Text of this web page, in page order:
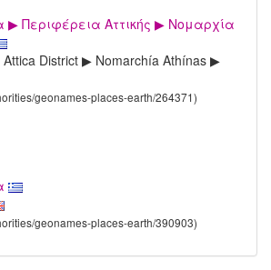
Περιφέρεια Αττικής ▶ Νομαρχία
District ▶ Nomarchía Athínas ▶
geonames-places-earth/264371)
geonames-places-earth/390903)